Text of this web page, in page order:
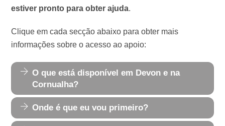
estiver pronto para obter ajuda.
Clique em cada secção abaixo para obter mais
informações sobre o acesso ao apoio:
O que está disponível em Devon e na
Cornualha?
Onde é que eu vou primeiro?